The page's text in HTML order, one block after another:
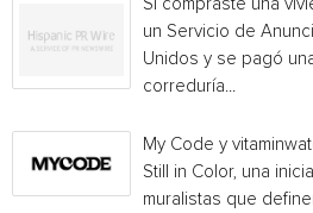
Si compraste una
un Servicio de
Unidos y se pagó
correduría...
My Code y
Still in Color, una
muralistas que